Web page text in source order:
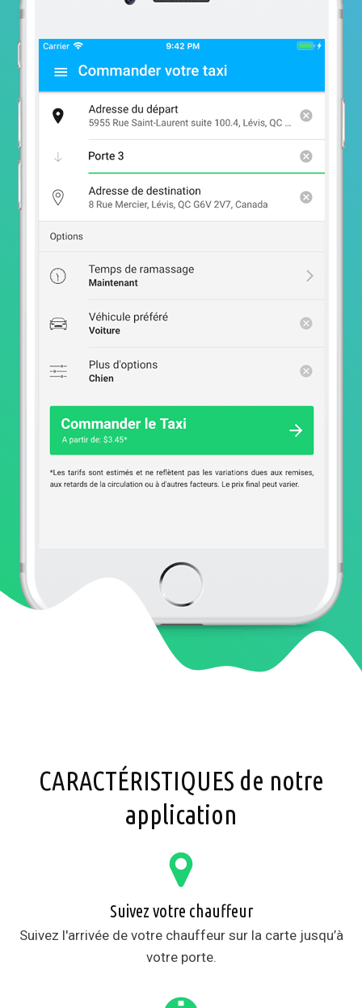
CARACTÉRISTIQUES de notre
application
Suivez votre chauffeur
Suivez l'arrivée de votre chauffeur sur la carte jusqu’à
votre porte.